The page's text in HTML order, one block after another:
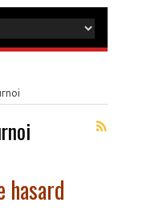
hasard